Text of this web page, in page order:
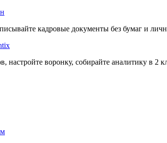
кадровые документы без бумаг и
настройте воронку, собирайте аналитику в 2